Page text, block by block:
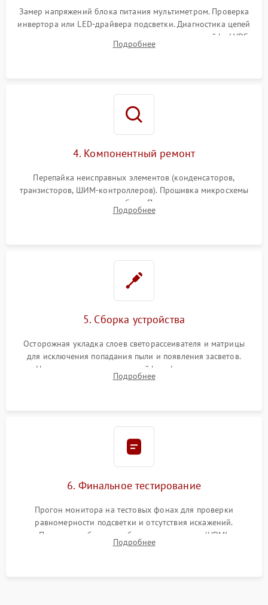
Замер напряжений блока питания мультиметром. Проверка
инвертора или LED-драйвера подсветки. Диагностика цепей
питания скалера и тестирование сигналов на шлейфе LVDS
Подробнее
4. Компонентный ремонт
Перепайка неисправных элементов (конденсаторов,
транзисторов, ШИМ-контроллеров). Прошивка микросхемы
памяти при программных сбоях. При поломке подсветки —
разборка матрицы и замена выгоревших светодиодов.
Подробнее
5. Сборка устройства
Осторожная укладка слоев светорассеивателя и матрицы
для исключения попадания пыли и появления засветов.
Надежное подключение шлейфов, фиксация плат и
аккуратное защелкивание пластикового корпуса монитора.
Подробнее
6. Финальное тестирование
Прогон монитора на тестовых фонах для проверки
равномерности подсветки и отсутствия искажений.
Проверка работоспособности всех портов (HDMI,
DisplayPort, VGA) и кнопок управления под нагрузкой в
Подробнее